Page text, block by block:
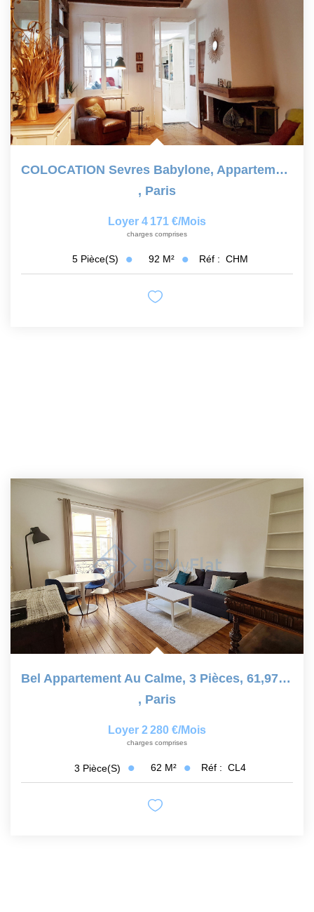
COLOCATION Sevres Babylone, Appartement 3 Chambres, Meublé,...
, Paris
Loyer 4 171 €/mois
charges comprises
5 Pièce(s) 92 M² Réf : CHM
Bel Appartement Au Calme, 3 Pièces, 61,97 M2 - 75005 Paris
, Paris
Loyer 2 280 €/mois
charges comprises
3 Pièce(s) 62 M² Réf : CL4